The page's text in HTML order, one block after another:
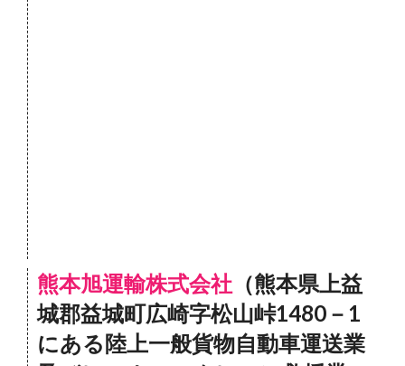
熊本旭運輸株式会社 （熊本県上益
城郡益城町広崎字松山峠1480－1
にある陸上一般貨物自動車運送業